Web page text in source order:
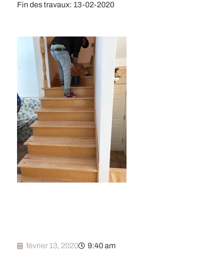
Fin des travaux: 13-02-2020
février 13, 2020 9:40 am